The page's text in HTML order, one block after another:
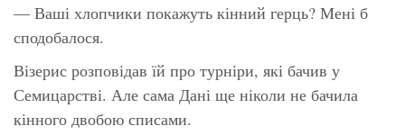
— Ваші хлопчики покажуть кінний герць? Мені б
сподобалося.
Візерис розповідав їй про турніри, які бачив у
Семицарстві. Але сама Дані ще ніколи не бачила
кінного двобою списами.